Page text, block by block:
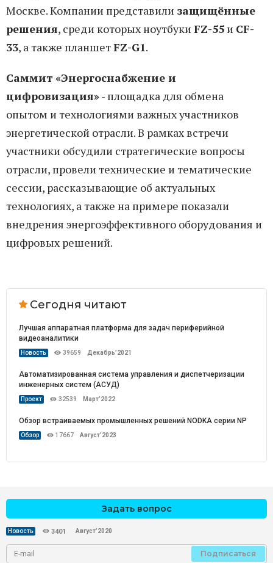
Москве. Компании представили защищённые
решения, среди которых ноутбуки FZ-55 и CF-
33, а также планшетFZ-G1.
Саммит «Энергоснабжение и
цифровизация»- площадка для обмена
опытом и технологиями важных участников
энергетической отрасли. В рамках встречи
участники обсудили стратегические вопросы
отрасли, провели технические и тематические
сессии, рассказывающие об актуальных
технологиях, а также на примере показали
внедрения энергоэффективного оборудования и
цифровых решений.
Сегодня читают
Лучшая аппаратная платформа для задач периферийной
видеоаналитики
Новость 39659 Декабрь’2021
Автоматизированная система управления и диспетчеризации
инженерных систем (АСУД)
Проект 32539 Март’2022
Обзор встраиваемых промышленных решений NODKA серии NP
Обзор 17667 Август’2023
Задать вопрос
Новость 3401 Август’2020
Подписаться